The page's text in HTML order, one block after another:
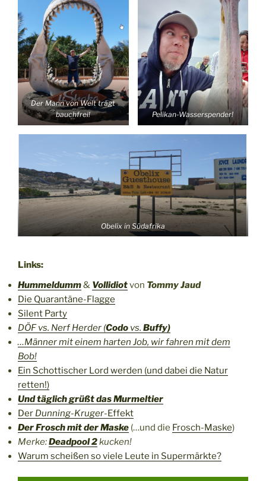
Der Mann von Welt trägt
bauchfrei!
Pelikan-Wasserspender!
Obelix in Südafrika
Links:
Hummeldumm& Vollidiotvon Tommy Jaud
Die Quarantäne-Flagge
Silent Party
DÖF vs. Nerf Herder (Codo vs. Buffy)
…Männer mit einem harten Job, wir fahren mit dem
Bob!
Ein Schottischer Lord werden (und dabei die Natur
retten!)
Und täglich grüßt das Murmeltier
Der Dunning-Kruger-Effekt
Der Frosch mit der Maske (…und die Frosch-Maske)
Merke:Deadpool 2kucken!
Warum scheißen so viele Leute in Supermärkte?